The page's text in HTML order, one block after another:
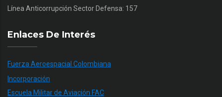
Línea Anticorrupción Sector Defensa: 157
Enlaces De Interés
Fuerza Aeroespacial Colombiana
Incorporación
Escuela Militar de Aviación FAC